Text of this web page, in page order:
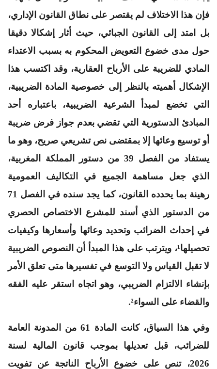
فإن هذا الاختلاف لم يقتصر على نطاق القانون الإداري،
بل امتد إلى القانون الجبائي، حيث أثار إشكالا دقيقا
حول مدى خضوع التعويض المحكوم به بسبب الاعتداء
المادي للضريبة على الأرباح العقارية، وقد اكتسب هذا
الإشكال أهميته بالنظر إلى خصوصية المادة الضريبية،
التي تخضع لمبدأ الشرعية الضريبية، باعتباره أحد
المبادئ الدستورية التي تقضي بعدم جواز فرض ضريبة
أو توسيع وعائها إلا بمقتضى نص تشريعي صريح، وهو ما
يستفاد من الفصل 39 من دستور المملكة المغربية،
الذي جعل مساهمة الجميع في التكاليف العمومية
رهينة بما يحدده القانون، كما يجد سنده في الفصل 71
من الدستور الذي أسند للمشرع الاختصاص الحصري
في إحداث الضرائب وتحديد وعائها وأسعارها وكيفيات
تحصيلها¹، ويترتب على هذا المبدأ أن النصوص الضريبية
لا تقبل القياس ولا التوسع في تفسيرها متى تعلق الأمر
بإنشاء الالتزام الضريبي، وهو اتجاه استقر عليه الفقه
والقضاء على السواء².
وفي هذا السياق، كانت المادة 61 من المدونة العامة
للضرائب، قبل تعديلها بموجب قانون المالية لسنة
2026، تنص على خضوع الأرباح الناتجة عن تفويت